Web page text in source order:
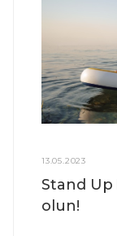
13.05.2023
Stand Up
olun!